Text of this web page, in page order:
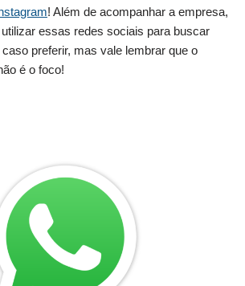
! Além de acompanhar a empresa,
essas redes sociais para buscar
preferir, mas vale lembrar que o
é o foco!